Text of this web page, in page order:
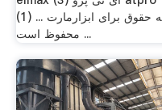
(1) ... کلیه حقوق برای ابزارمارت
محفوظ است ...